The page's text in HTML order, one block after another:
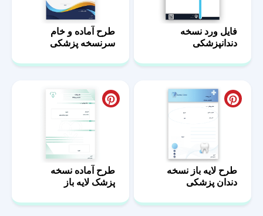
فایل ورد نسخه
دندانپزشکی
طرح آماده و خام
سرنسخه پزشکی
طرح لایه باز نسخه
دندان پزشکی
طرح آماده نسخه
پزشک لایه باز